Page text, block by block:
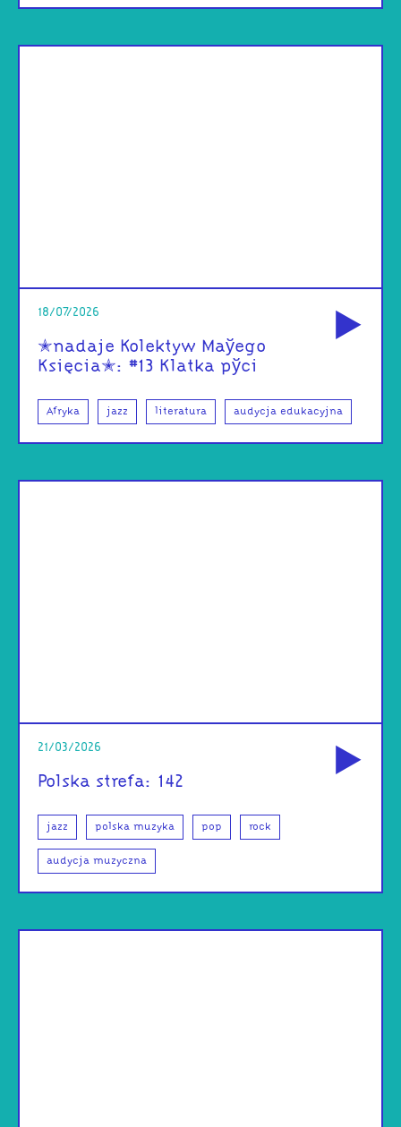
18/07/2026
✭nadaje Kolektyw Maўego
Księcia✭: #13 Klatka pўci
Afryka jazz literatura audycja edukacyjna
21/03/2026
Polska strefa: 142
jazz polska muzyka pop rock
audycja muzyczna